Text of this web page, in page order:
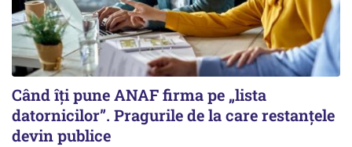
Când îți pune ANAF firma pe „lista
datornicilor”. Pragurile de la care restanțele
devin publice